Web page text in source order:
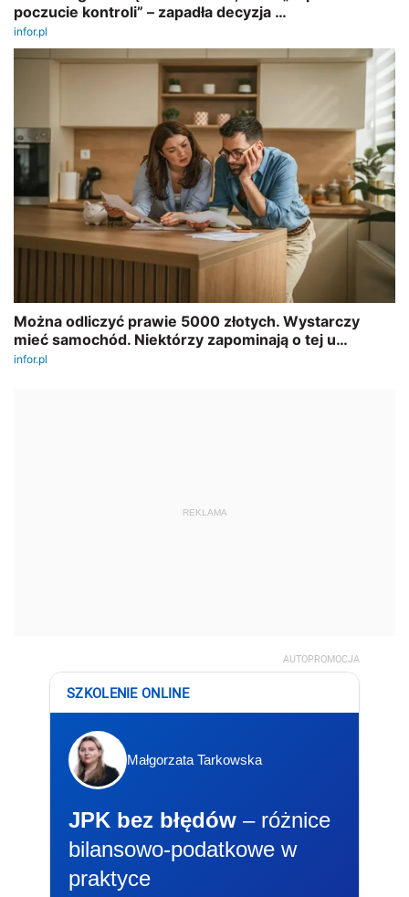
REKLAMA
AUTOPROMOCJA
SZKOLENIE ONLINE
Małgorzata Tarkowska
JPK bez błędów – różnice
bilansowo-podatkowe w
praktyce